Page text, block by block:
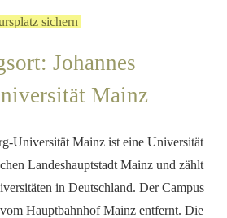
sichern
Johannes
Mainz
Universität Mainz ist eine Universität
Landeshauptstadt Mainz und zählt
in Deutschland. Der Campus
Hauptbahnhof Mainz entfernt. Die